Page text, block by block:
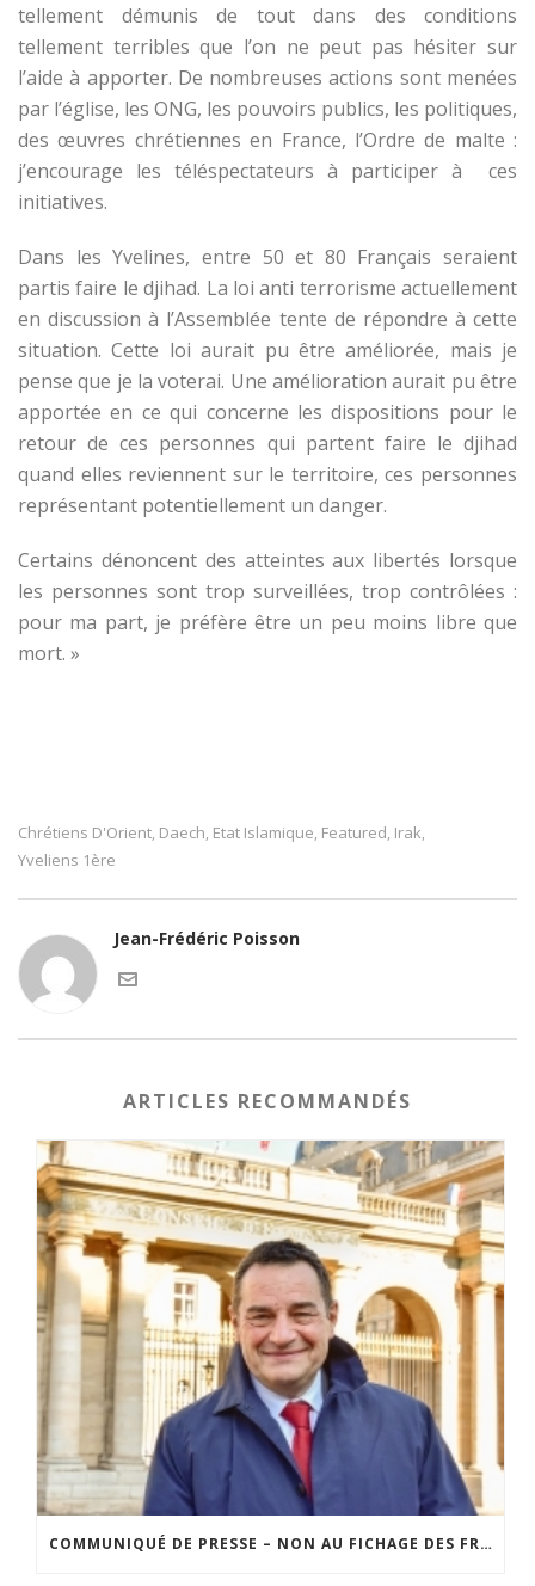
tellement démunis de tout dans des conditions
tellement terribles que l’on ne peut pas hésiter sur
l’aide à apporter. De nombreuses actions sont menées
par l’église, les ONG, les pouvoirs publics, les politiques,
des œuvres chrétiennes en France, l’Ordre de malte :
j’encourage les téléspectateurs à participer à ces
initiatives.
Dans les Yvelines, entre 50 et 80 Français seraient
partis faire le djihad. La loi anti terrorisme actuellement
en discussion à l’Assemblée tente de répondre à cette
situation. Cette loi aurait pu être améliorée, mais je
pense que je la voterai. Une amélioration aurait pu être
apportée en ce qui concerne les dispositions pour le
retour de ces personnes qui partent faire le djihad
quand elles reviennent sur le territoire, ces personnes
représentant potentiellement un danger.
Certains dénoncent des atteintes aux libertés lorsque
les personnes sont trop surveillées, trop contrôlées :
pour ma part, je préfère être un peu moins libre que
mort. »
Chrétiens D'Orient, Daech, Etat Islamique, Featured, Irak,
Yveliens 1ère
Jean-Frédéric Poisson
ARTICLES RECOMMANDÉS
COMMUNIQUÉ DE PRESSE – NON AU FICHAGE DES FRANÇAIS SUR LEURS OPINIONS